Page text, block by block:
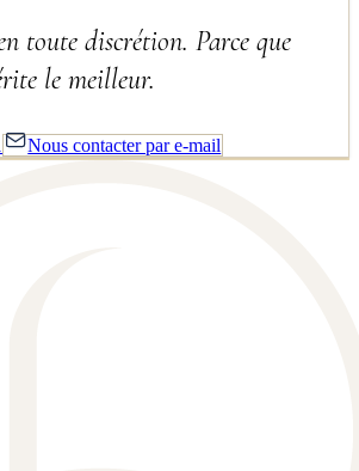
toute discrétion. Parce que
le meilleur.
Nous contacter par e-mail